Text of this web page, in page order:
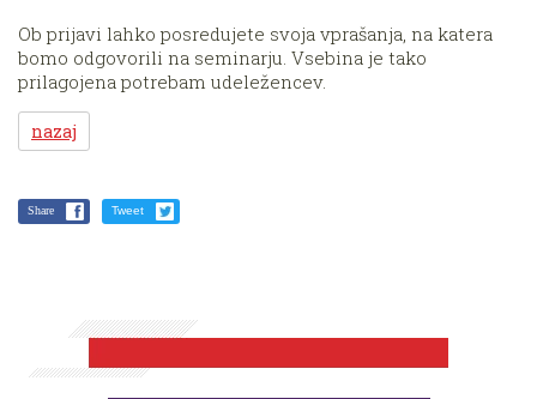
Ob prijavi lahko posredujete svoja vprašanja, na katera
bomo odgovorili na seminarju. Vsebina je tako
prilagojena potrebam udeležencev.
nazaj
Share Tweet